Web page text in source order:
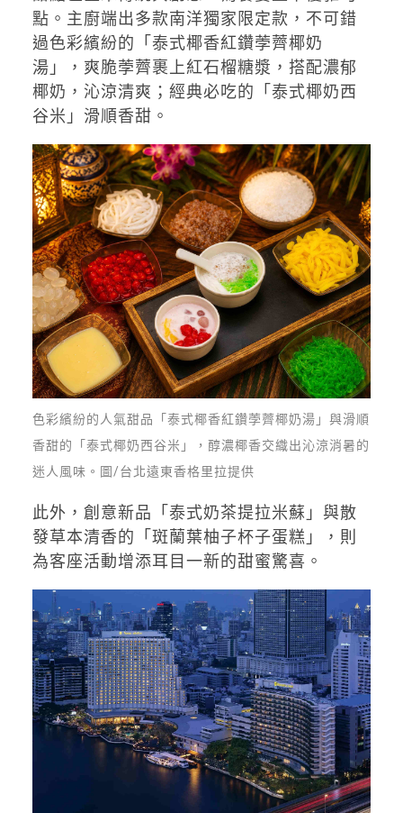
點。主廚端出多款南洋獨家限定款，不可錯
過色彩繽紛的「泰式椰香紅鑽荸薺椰奶
湯」，爽脆荸薺裹上紅石榴糖漿，搭配濃郁
椰奶，沁涼清爽；經典必吃的「泰式椰奶西
谷米」滑順香甜。
色彩繽紛的人氣甜品「泰式椰香紅鑽荸薺椰奶湯」與滑順
香甜的「泰式椰奶西谷米」，醇濃椰香交織出沁涼消暑的
迷人風味。圖/台北遠東香格里拉提供
此外，創意新品「泰式奶茶提拉米蘇」與散
發草本清香的「斑蘭葉柚子杯子蛋糕」，則
為客座活動增添耳目一新的甜蜜驚喜。